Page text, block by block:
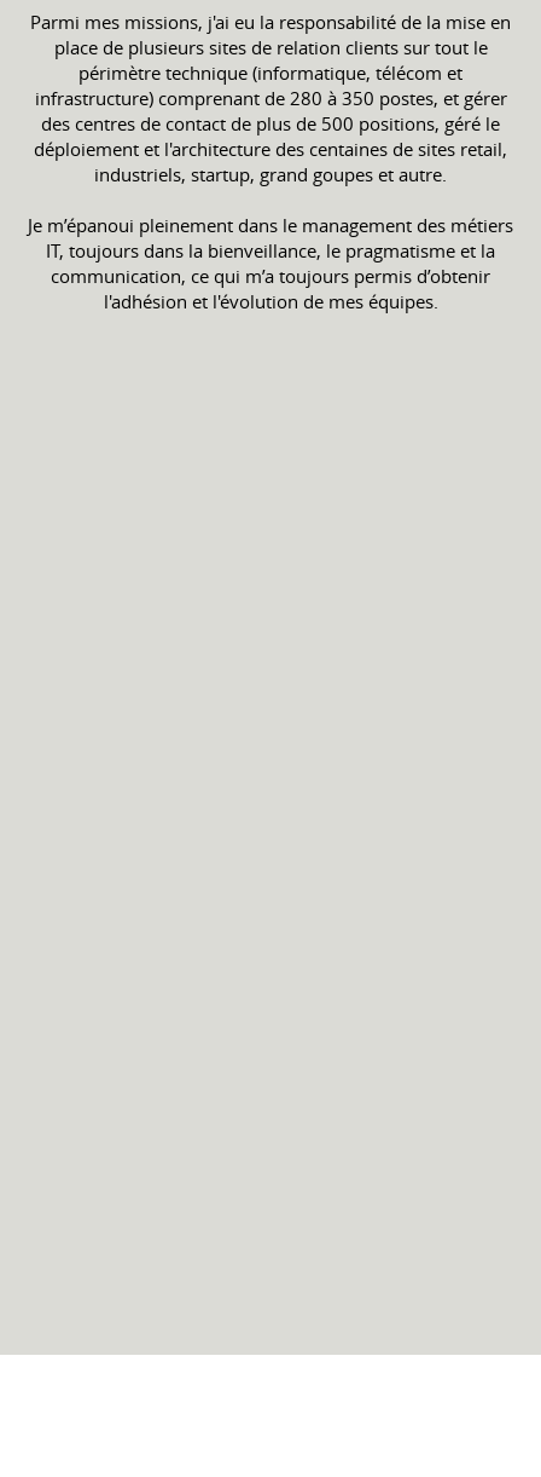
Parmi mes missions, j'ai eu la responsabilité de la mise en
place de plusieurs sites de relation clients sur tout le
périmètre technique (informatique, télécom et
infrastructure) comprenant de 280 à 350 postes, et gérer
des centres de contact de plus de 500 positions, géré le
déploiement et l'architecture des centaines de sites retail,
industriels, startup, grand goupes et autre.
Je m’épanoui pleinement dans le management des métiers
IT, toujours dans la bienveillance, le pragmatisme et la
communication, ce qui m’a toujours permis d’obtenir
l'adhésion et l'évolution de mes équipes.